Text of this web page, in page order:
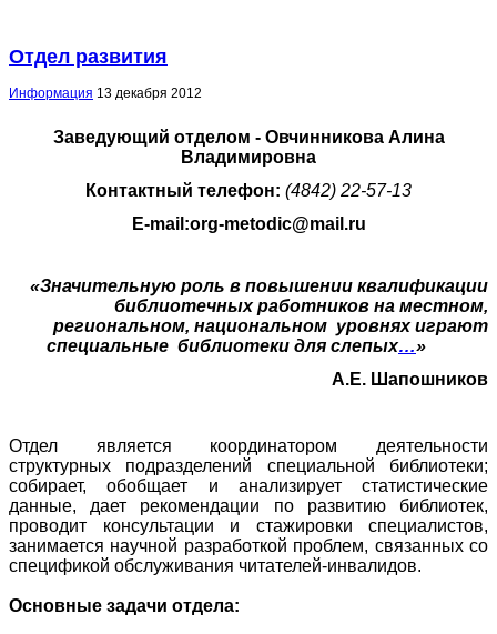
Отдел развития
Информация 13 декабря 2012
Заведующий отделом - Овчинникова Алина
Владимировна
Контактный телефон: (4842) 22-57-13
E-mail :org-metodic@mail .ru
«Значительную роль в повышении квалификации
библиотечных работников на местном,
региональном, национальном уровнях играют
специальные библиотеки для слепых…»
А.Е. Шапошников
Отдел является координатором деятельности
структурных подразделений специальной библиотеки;
собирает, обобщает и анализирует статистические
данные, дает рекомендации по развитию библиотек,
проводит консультации и стажировки специалистов,
занимается научной разработкой проблем, связанных со
спецификой обслуживания читателей-инвалидов.
Основные задачи отдела: